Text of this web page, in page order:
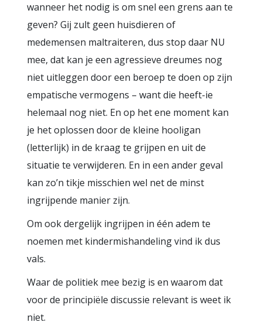
wanneer het nodig is om snel een grens aan te
geven? Gij zult geen huisdieren of
medemensen maltraiteren, dus stop daar NU
mee, dat kan je een agressieve dreumes nog
niet uitleggen door een beroep te doen op zijn
empatische vermogens – want die heeft-ie
helemaal nog niet. En op het ene moment kan
je het oplossen door de kleine hooligan
(letterlijk) in de kraag te grijpen en uit de
situatie te verwijderen. En in een ander geval
kan zo’n tikje misschien wel net de minst
ingrijpende manier zijn.
Om ook dergelijk ingrijpen in één adem te
noemen met kindermishandeling vind ik dus
vals.
Waar de politiek mee bezig is en waarom dat
voor de principiële discussie relevant is weet ik
niet.